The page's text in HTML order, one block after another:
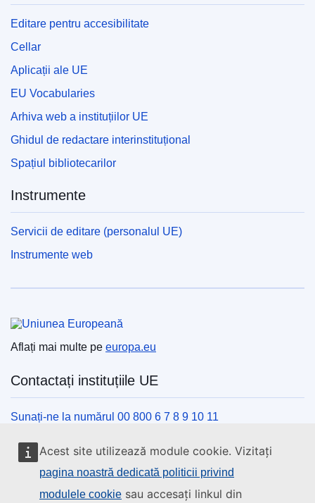
Acest site utilizează module cookie. Vizitați
pagina noastră dedicată politicii privind
modulele cookie sau accesați linkul din
Editare pentru accesibilitate
Cellar
Aplicații ale UE
EU Vocabularies
Arhiva web a instituțiilor UE
Ghidul de redactare interinstituțional
Spațiul bibliotecarilor
Instrumente
Servicii de editare (personalul UE)
Instrumente web
Aflați mai multe pe europa.eu
Contactați instituțiile UE
Sunați-ne la numărul 00 800 6 7 8 9 10 11
Utilizați alte opțiuni telefonice
Scrieți-ne completând formularul de contact